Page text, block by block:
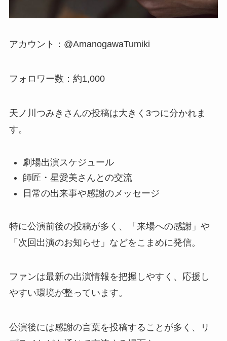
アカウント：@AmanogawaTumiki
フォロワー数：約1,000
天ノ川つみきさんの投稿は大きく3つに分かれま
す。
劇場出演スケジュール
師匠・星愛美さんとの交流
日常の出来事や感謝のメッセージ
特に公演前後の投稿が多く、「来場への感謝」や
「次回出演のお知らせ」などをこまめに発信。
ファンは最新の出演情報を把握しやすく、応援し
やすい環境が整っています。
公演後には感謝の言葉を投稿することが多く、リ